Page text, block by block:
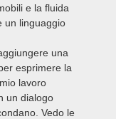
e la fluida
un linguaggio
una
esprimere la
lavoro
un dialogo
Vedo le